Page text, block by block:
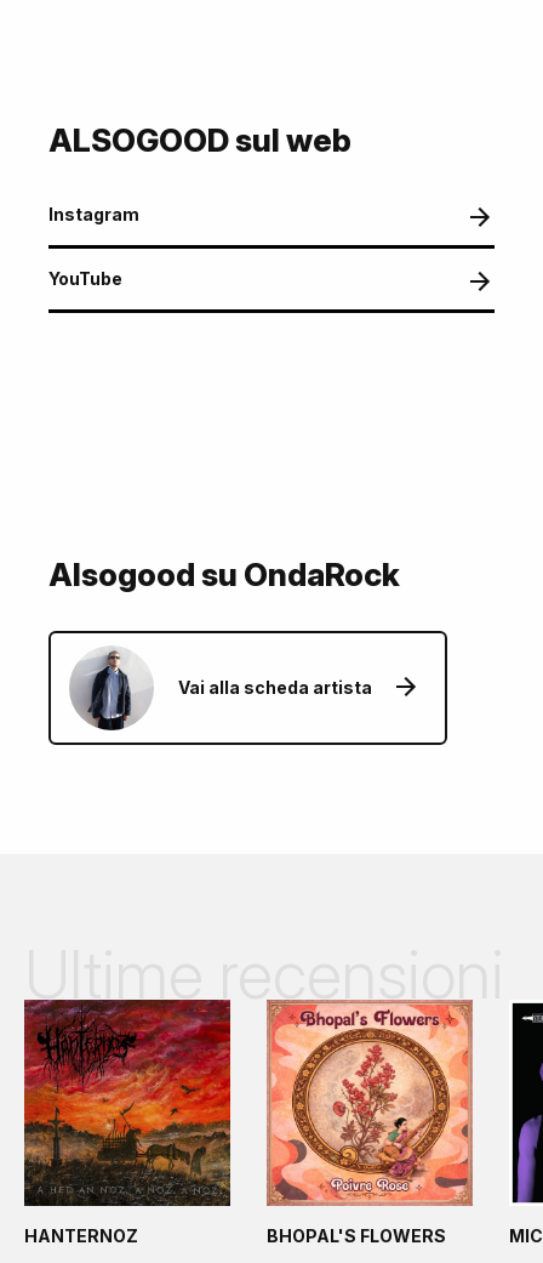
ALSOGOOD sul web
Instagram
YouTube
Alsogood su OndaRock
Vai alla scheda artista
HANTERNOZ
BHOPAL'S FLOWERS